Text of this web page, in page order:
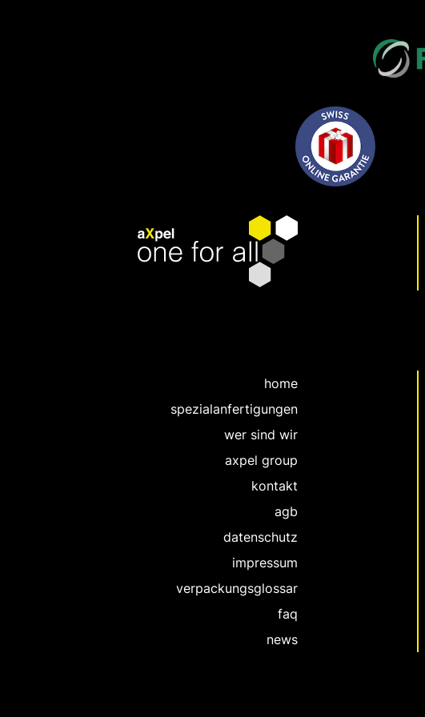
home
spezialanfertigungen
wer sind wir
axpel group
kontakt
agb
datenschutz
impressum
verpackungsglossar
faq
news